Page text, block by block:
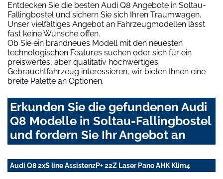
Entdecken Sie die besten Audi Q8 Angebote in Soltau-
Fallingbostel und sichern Sie sich Ihren Traumwagen.
Unser vielfältiges Angebot an Fahrzeugmodellen lässt
fast keine Wünsche offen.
Ob Sie ein brandneues Modell mit den neuesten
technologischen Features suchen oder sich für ein
preiswertes, aber qualitativ hochwertiges
Gebrauchtfahrzeug interessieren, wir bieten Ihnen eine
breite Palette an Optionen.
Erkunden Sie die gefundenen Audi
Q8 Modelle in Soltau-Fallingbostel
und fordern Sie Ihr Angebot an
Audi Q8 2xS line AssistenzP+ 22Z Laser Pano AHK Klim4